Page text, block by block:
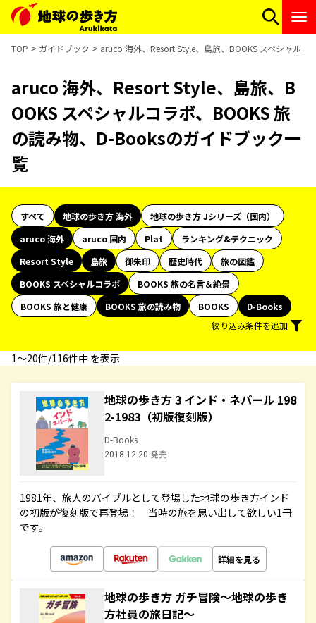
TOP ガイドブック aruco 海外、Resort Style、島旅、BOOKS スペシャル
aruco 海外、Resort Style、島旅、B
OOKS スペシャルコラボ、BOOKS 旅
の読み物、D-Booksのガイドブック一
覧
すべて 地球の歩き方 海外
地球の歩き方 Jシリーズ（国内）
aruco 海外
aruco 国内 Plat
ランキング&テクニック
Resort Style
島旅 御朱印 歴史時代
旅の図鑑
BOOKS スペシャルコラボ
BOOKS 旅の名言＆絶景
BOOKS 旅と健康
BOOKS 旅の読み物 BOOKS
D-Books
絞り込み条件を追加
1〜20件/116件中 を表示
地球の歩き方 3 インド・ネパール 198
2-1983（初版復刻版）
D-Books
2018.12.20 発売
1981年、旅人のバイブルとして登場した地球の歩き方インド
の初版が復刻版で再登場！ 当時の旅を思い出して欲しい1冊
です。
詳細を見る
地球の歩き方 ガチ冒険～地球の歩き
方社員の旅日記～